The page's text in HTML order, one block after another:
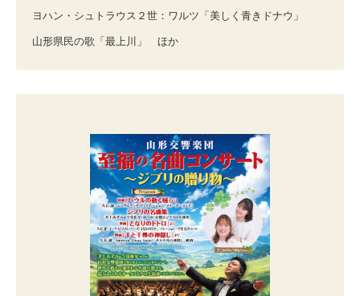
ヨハン・シュトラウス２世：ワルツ「美しく青きドナウ」
山形県民の歌「最上川」 ほか